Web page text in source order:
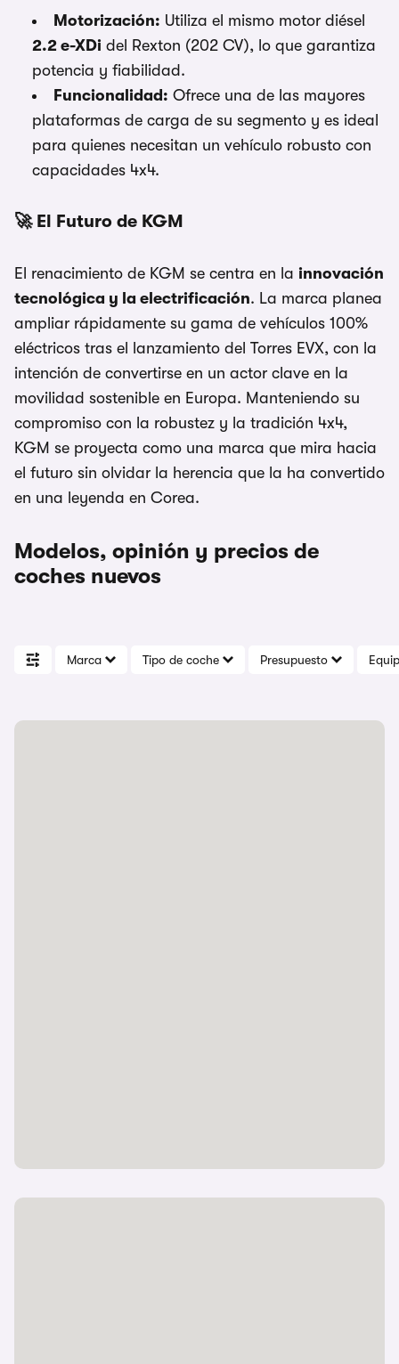
Motorización: Utiliza el mismo motor diésel
2.2 e-XDi del Rexton (202 CV), lo que garantiza
potencia y fiabilidad.
Funcionalidad: Ofrece una de las mayores
plataformas de carga de su segmento y es ideal
para quienes necesitan un vehículo robusto con
capacidades 4x4.
🚀 El Futuro de KGM
El renacimiento de KGM se centra en la innovación
tecnológica y la electrificación. La marca planea
ampliar rápidamente su gama de vehículos 100%
eléctricos tras el lanzamiento del Torres EVX, con la
intención de convertirse en un actor clave en la
movilidad sostenible en Europa. Manteniendo su
compromiso con la robustez y la tradición 4x4,
KGM se proyecta como una marca que mira hacia
el futuro sin olvidar la herencia que la ha convertido
en una leyenda en Corea.
Modelos, opinión y precios de
coches nuevos
Marca Tipo de coche Presupuesto